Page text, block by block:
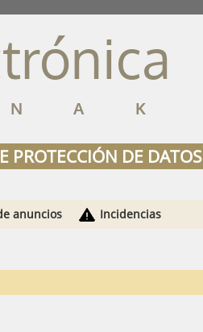
PROTECCIÓN DE DATOS
anuncios Incidencias